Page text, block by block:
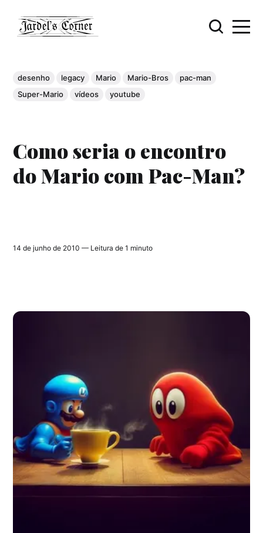
desenho legacy Mario Mario-Bros
pac-man
Super-Mario
vídeos youtube
Como seria o encontro
do Mario com Pac-Man?
14 de junho de 2010 — Leitura de 1 minuto